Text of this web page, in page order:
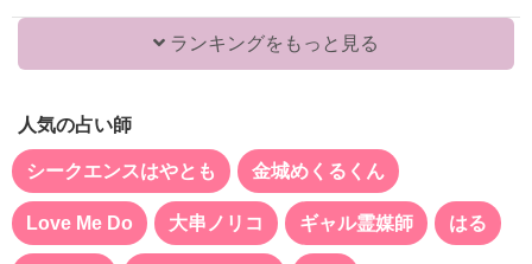
ランキングをもっと見る
人気の占い師
シークエンスはやとも 金城めくるくん
Love Me Do 大串ノリコ ギャル霊媒師 はる